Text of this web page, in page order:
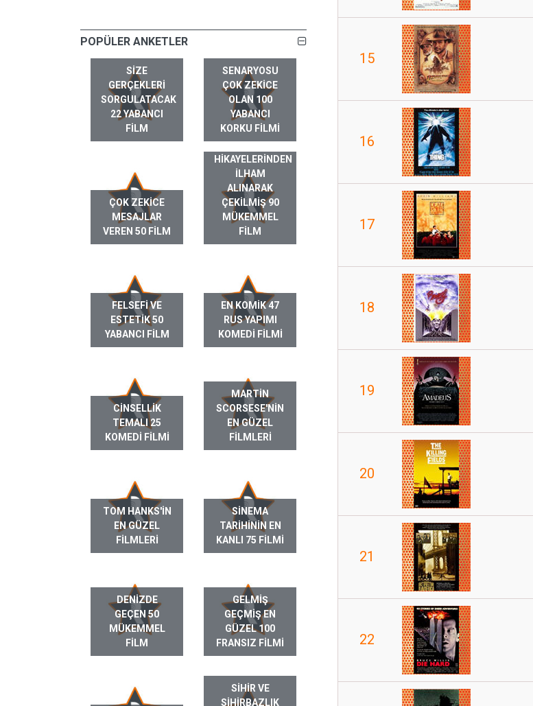
POPÜLER ANKETLER
SIZE
GERÇEKLERI
SORGULATACAK
22 YABANCI
FILM
SENARYOSU
ÇOK ZEKICE
OLAN 100
YABANCI
KORKU FILMI
ÇOK ZEKICE
MESAJLAR
VEREN 50 FILM
GERÇEK HAYAT
HIKAYELERINDEN
ILHAM
ALINARAK
ÇEKILMIŞ 90
MÜKEMMEL
FILM
FELSEFI VE
ESTETIK 50
YABANCI FILM
EN KOMIK 47
RUS YAPIMI
KOMEDI FILMI
CINSELLIK
TEMALI 25
KOMEDI FILMI
MARTIN
SCORSESE'NIN
EN GÜZEL
FILMLERI
TOM HANKS'IN
EN GÜZEL
FILMLERI
SINEMA
TARIHININ EN
KANLI 75 FILMI
DENIZDE
GEÇEN 50
MÜKEMMEL
FILM
GELMIŞ
GEÇMIŞ EN
GÜZEL 100
FRANSIZ FILMI
SIHIR VE
SIHIRBAZLIK
15
16
17
18
19
20
21
22